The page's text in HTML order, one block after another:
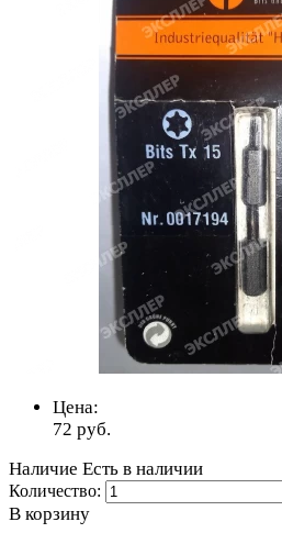
Цена:
72 руб.
Наличие Есть в наличии
Количество:
В корзину